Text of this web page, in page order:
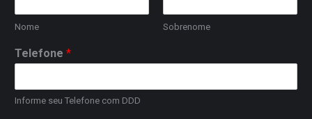
Nome Sobrenome
Telefone *
Informe seu Telefone com DDD